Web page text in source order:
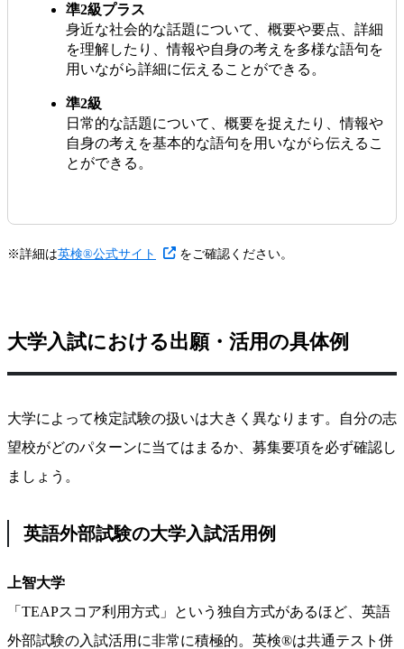
準2級プラス
身近な社会的な話題について、概要や要点、詳細
を理解したり、情報や自身の考えを多様な語句を
用いながら詳細に伝えることができる。
準2級
日常的な話題について、概要を捉えたり、情報や
自身の考えを基本的な語句を用いながら伝えるこ
とができる。
※詳細は英検®公式サイト をご確認ください。
大学入試における出願・活用の具体例
大学によって検定試験の扱いは大きく異なります。自分の志
望校がどのパターンに当てはまるか、募集要項を必ず確認し
ましょう。
英語外部試験の大学入試活用例
上智大学
「TEAPスコア利用方式」という独自方式があるほど、英語
外部試験の入試活用に非常に積極的。英検®は共通テスト併